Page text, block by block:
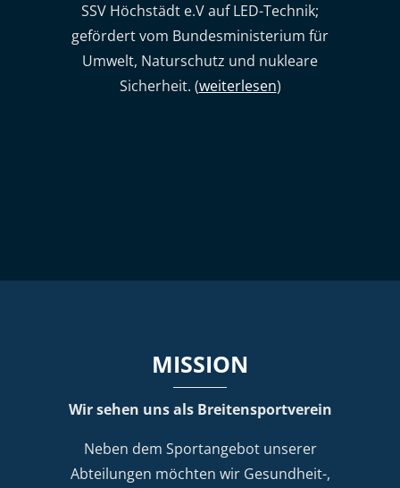
SSV Höchstädt e.V auf LED-Technik;
gefördert vom Bundesministerium für
Umwelt, Naturschutz und nukleare
Sicherheit. (weiterlesen)
MISSION
Wir sehen uns als Breitensportverein
Neben dem Sportangebot unserer
Abteilungen möchten wir Gesundheit-,